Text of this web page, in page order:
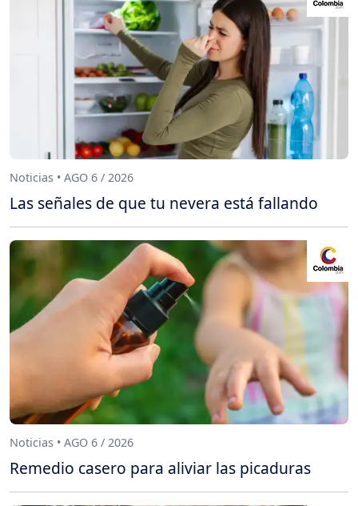
Noticias • AGO 6 / 2026
Las señales de que tu nevera está fallando
Noticias • AGO 6 / 2026
Remedio casero para aliviar las picaduras